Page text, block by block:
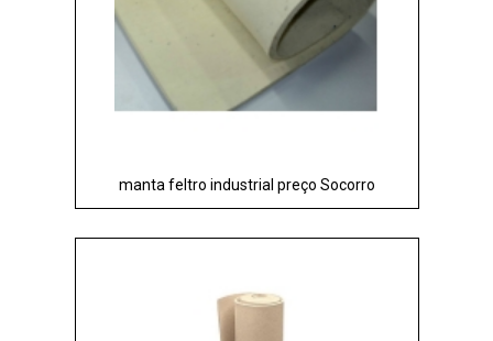
manta feltro industrial preço Socorro